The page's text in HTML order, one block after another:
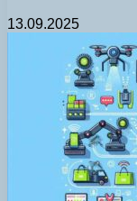
13.09.2025